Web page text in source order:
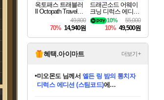
옥토패스 트래블러
II Octopath Traveler I
49,800
70% 14,940원
드래곤소드 어웨이
크닝 디럭스 에디션
DragonSword Awake
ning Deluxe Edition
55,000
10%
10% 49,500원
혜택.아이마트 더보기+
미오몬도님께서 엘든 링 밤의 통치자
디럭스 에디션 (스팀코드)에